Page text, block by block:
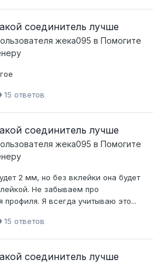
соединитель лучше
жека095 в Помогите
15 ответов
соединитель лучше
жека095 в Помогите
2 мм, но без вклейки она будет
Не забываем про
профиля. Я всегда учитываю это...
15 ответов
соединитель лучше